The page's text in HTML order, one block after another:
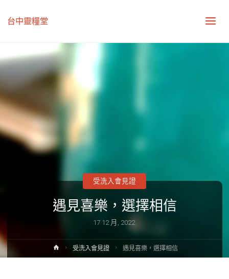
台中靈糧堂
遇見喜樂，選擇相信
17 12 月, 2022
受洗入會見證
受洗入會見證 遇見喜樂，選擇相信